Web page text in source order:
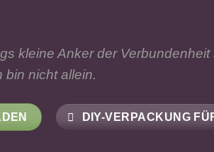
kleine Anker der
bin nicht allein.
DIY-VERPACKUNG